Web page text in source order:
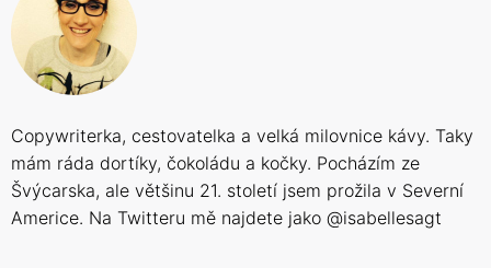
O nás
Kdo jsme
Přidejte se k nám do týmu
Copywriterka, cestovatelka a velká milovnice kávy. Taky
mám ráda dortíky, čokoládu a kočky. Pocházím ze
Švýcarska, ale většinu 21. století jsem prožila v Severní
Americe. Na Twitteru mě najdete jako @isabellesagt